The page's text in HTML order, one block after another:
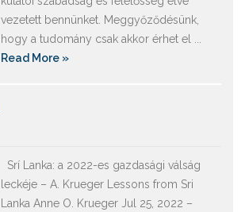
vezetett bennünket. Meggyőződésünk,
hogy a tudomány csak akkor érhet el ...
Read More »
Srí Lanka: a 2022-es gazdasági válság
leckéje – A. Krueger Lessons from Sri
Lanka Anne O. Krueger Jul 25, 2022 –